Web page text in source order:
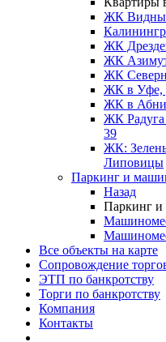
ЖК
ЖК
ЖК
ЖК
ЖК в Уфе,
ЖК в
ЖК Радуга
39
ЖК:
Липовицы
Паркинг и
Назад
Паркинг и
Все объекты на карте
Сопровождение
ЭТП по банкротству
Торги по банкротству
Компания
Контакты